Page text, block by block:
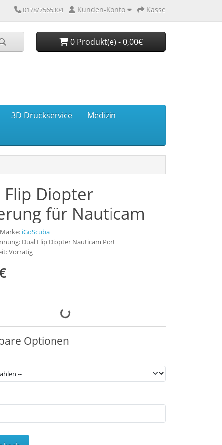
0178/7565304 Kunden-Konto Kasse
0 Produkt(e) - 0,00€
3D Druckservice
Medizin
Flip Diopter
für Nauticam
iGoScuba
Dual Flip Diopter Nauticam Port
Vorrätig
Optionen